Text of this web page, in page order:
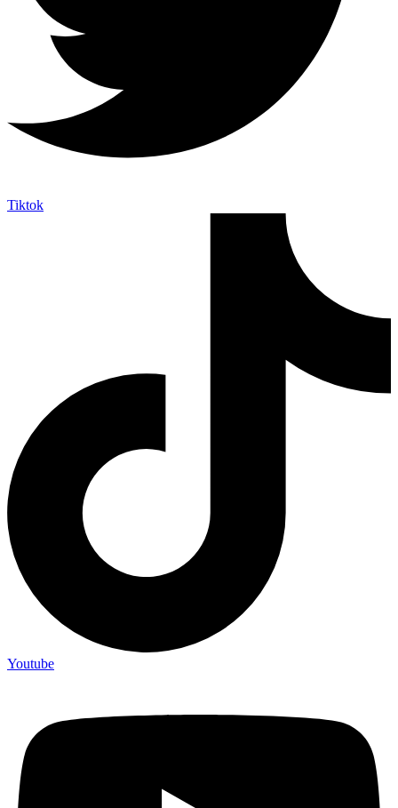
Tiktok
Youtube